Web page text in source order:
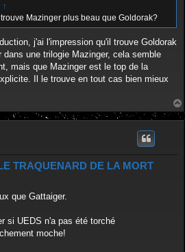
↑
Mazinger plus beau que Goldorak?
j'ai l'impression qu'il trouve Goldorak
une trilogie Mazinger, cela semble
mais que Mazinger est le top de la
Il le trouve en tout cas bien mieux
TRAQUENARD DE LA MORT
que Gattaiger.
si UEDS n'a pas été torché
moche!